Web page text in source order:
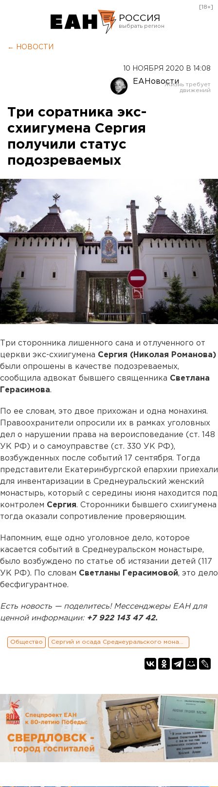
РОССИЯ
Оренбург
[18+]
← НОВОСТИ
10 НОЯБРЯ 2020 В 14:08
ЕАНовости
Три соратника экс-
схиигумена Сергия
получили статус
подозреваемых
Три сторонника лишенного сана и отлученного от
церкви экс-схиигумена Сергия (Николая Романова)
были опрошены в качестве подозреваемых,
сообщила адвокат бывшего священника Светлана
Герасимова.
По ее словам, это двое прихожан и одна монахиня.
Правоохранители опросили их в рамках уголовных
дел о нарушении права на вероисповедание (ст. 148
УК РФ) и о самоуправстве (ст. 330 УК РФ),
возбужденных после событий 17 сентября. Тогда
представители Екатеринбургской епархии приехали
для инвентаризации в Среднеуральский женский
монастырь, который с середины июня находится под
контролем Сергия. Сторонники бывшего схиигумена
тогда оказали сопротивление проверяющим.
Напомним, еще одно уголовное дело, которое
касается событий в Среднеуральском монастыре,
было возбуждено по статье об истязании детей (117
УК РФ). По словам Светланы Герасимовой, это дело
бесфигурантное.
Есть новость — поделитесь! Мессенджеры ЕАН для
ценной информации: +7 922 143 47 42.
Общество